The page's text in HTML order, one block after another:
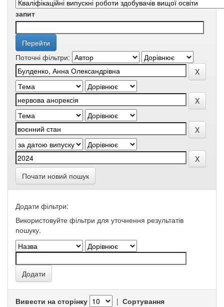
запит
Поточні фільтри:
Почати новий пошук
Додати фільтри:
Використовуйте фільтри для уточнення результатів
пошуку.
Вивести на сторінку | Сортування